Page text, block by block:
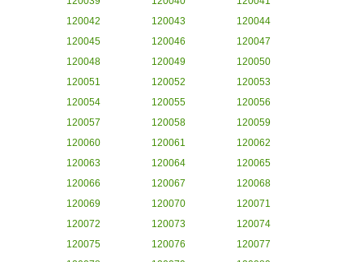
120042
120043
120044
120045
120046
120047
120048
120049
120050
120051
120052
120053
120054
120055
120056
120057
120058
120059
120060
120061
120062
120063
120064
120065
120066
120067
120068
120069
120070
120071
120072
120073
120074
120075
120076
120077